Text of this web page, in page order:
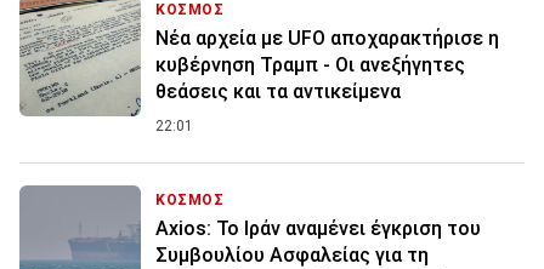
ΚΟΣΜΟΣ
Νέα αρχεία με UFO αποχαρακτήρισε η
κυβέρνηση Τραμπ - Οι ανεξήγητες
θεάσεις και τα αντικείμενα
22:01
ΚΟΣΜΟΣ
Axios: Το Ιράν αναμένει έγκριση του
Συμβουλίου Ασφαλείας για τη